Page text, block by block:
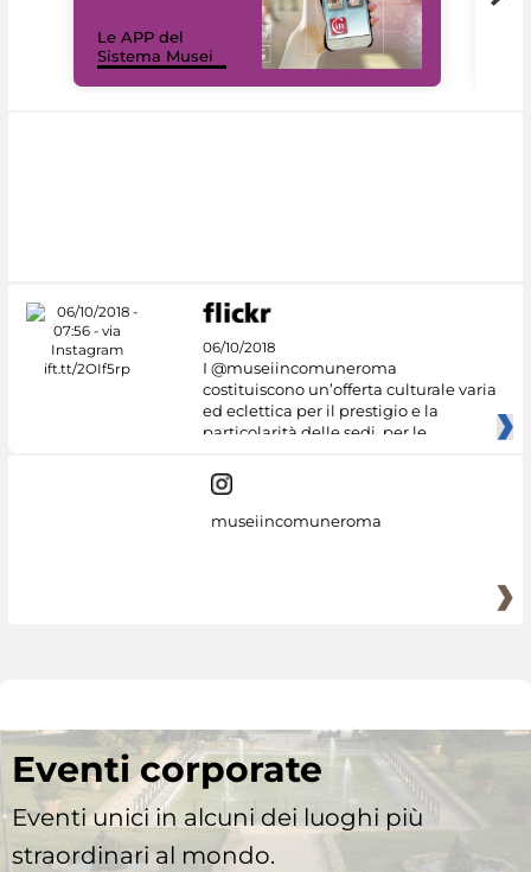
Le APP del
Sistema Musei
06/10/2018
I @museiincomuneroma
costituiscono un’offerta culturale varia
ed eclettica per il prestigio e la
particolarità delle sedi, per le
museiincomuneroma
Eventi corporate
Eventi unici in alcuni dei luoghi più
straordinari al mondo.